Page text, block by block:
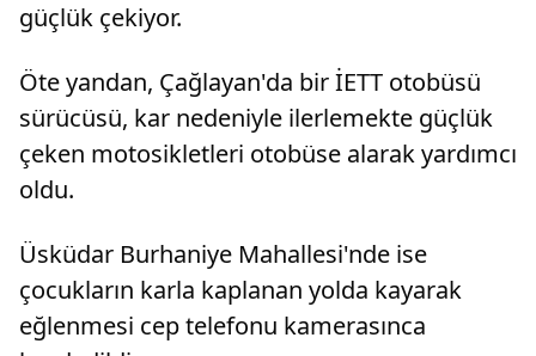
güçlük çekiyor.
Öte yandan, Çağlayan'da bir İETT otobüsü
sürücüsü, kar nedeniyle ilerlemekte güçlük
çeken motosikletleri otobüse alarak yardımcı
oldu.
Üsküdar Burhaniye Mahallesi'nde ise
çocukların karla kaplanan yolda kayarak
eğlenmesi cep telefonu kamerasınca